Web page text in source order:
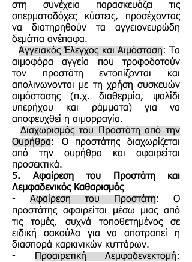
στη συνέχεια παρασκευάζει τις
σπερματοδόχες κύστεις, προσέχοντας
να διατηρηθούν τα αγγειονευρώδη
δεμάτια ανέπαφα.
-Αγγειακός Έλεγχος και Αιμόσταση: Τα
αιμοφόρα αγγεία που τροφοδοτούν
τον προστάτη εντοπίζονται και
απολινωνονται με τη χρήση συσκευών
αιμόστασης (π.χ. διαθερμία, ψαλίδι
υπερήχου και ράμματα) για να
αποφευχθεί η αιμορραγία.
- Διαχωρισμός του Προστάτη από την
Ουρήθρα: Ο προστάτης διαχωρίζεται
από την ουρήθρα και αφαιρείται
προσεκτικά.
5. Αφαίρεση του Προστάτη και
Λεμφαδενικός Καθαρισμός
- Αφαίρεση του Προστάτη: Ο
προστάτης αφαιρείται μέσω μιας από
τις τομές, συχνά τοποθετημένος σε
ειδική σακούλα για να αποτραπεί η
διασπορά καρκινικών κυττάρων.
-
Προαιρετική Λεμφαδενεκτομή: